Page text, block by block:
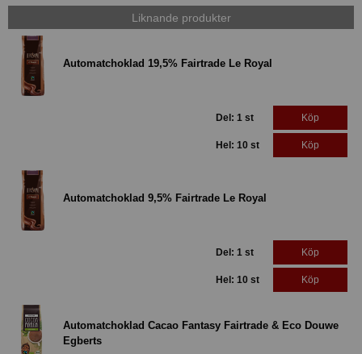
Liknande produkter
Automatchoklad 19,5% Fairtrade Le Royal
Del: 1 st Köp
Hel: 10 st Köp
Automatchoklad 9,5% Fairtrade Le Royal
Del: 1 st Köp
Hel: 10 st Köp
Automatchoklad Cacao Fantasy Fairtrade & Eco Douwe
Egberts